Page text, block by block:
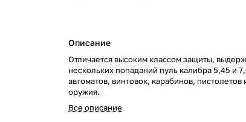
Описание
Отличается высоким классом защиты,
нескольких попаданий пуль калибра 5,45 и
автоматов, винтовок, карабинов, пистолетов
оружия.
Все описание